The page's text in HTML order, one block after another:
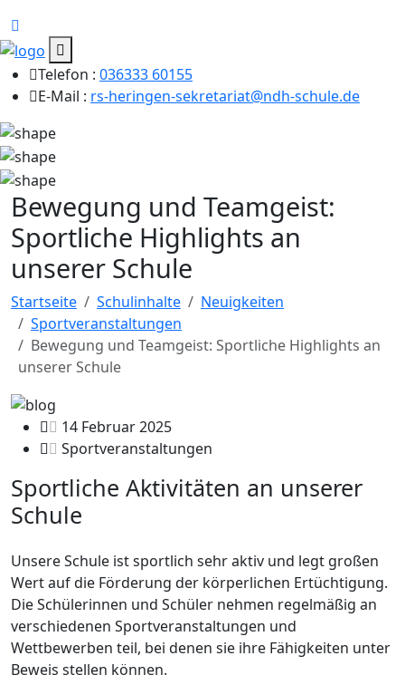
Telefon : 036333 60155
E-Mail : rs-heringen-sekretariat@ndh-schule.de
Bewegung und Teamgeist:
Sportliche Highlights an
unserer Schule
Startseite Schulinhalte
Neuigkeiten
Sportveranstaltungen
Bewegung und Teamgeist: Sportliche Highlights an
unserer Schule
14 Februar 2025
Sportveranstaltungen
Sportliche Aktivitäten an unserer
Schule
Unsere Schule ist sportlich sehr aktiv und legt großen
Wert auf die Förderung der körperlichen Ertüchtigung.
Die Schülerinnen und Schüler nehmen regelmäßig an
verschiedenen Sportveranstaltungen und
Wettbewerben teil, bei denen sie ihre Fähigkeiten unter
Beweis stellen können.